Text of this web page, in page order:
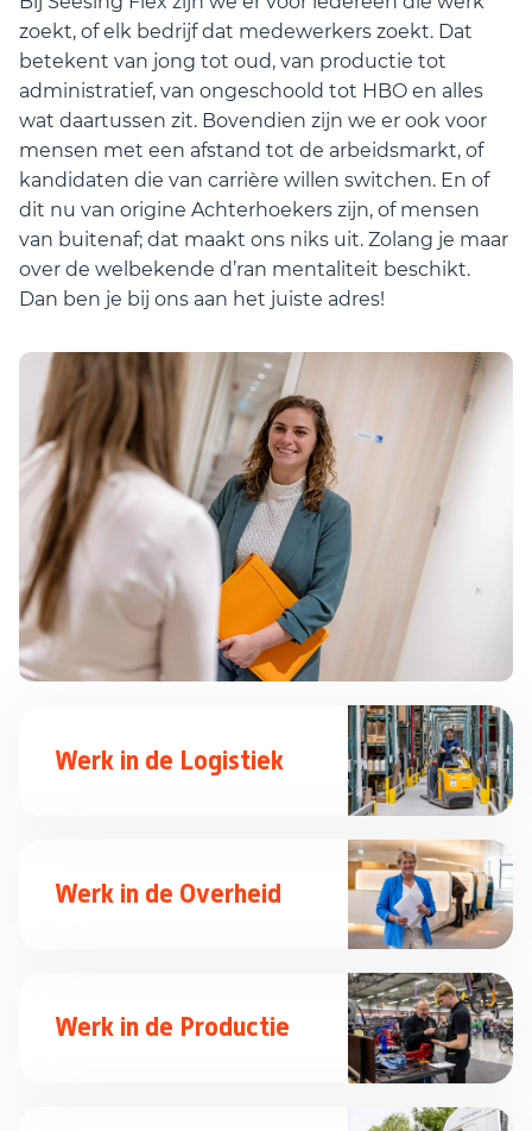
zoekt, of elk bedrijf dat medewerkers zoekt. Dat
betekent van jong tot oud, van productie tot
administratief, van ongeschoold tot HBO en alles
wat daartussen zit. Bovendien zijn we er ook voor
mensen met een afstand tot de arbeidsmarkt, of
kandidaten die van carrière willen switchen. En of
dit nu van origine Achterhoekers zijn, of mensen
van buitenaf; dat maakt ons niks uit. Zolang je maar
over de welbekende d’ran mentaliteit beschikt.
Dan ben je bij ons aan het juiste adres!
Werk in de Logistiek
Werk in de Overheid
Werk in de Productie